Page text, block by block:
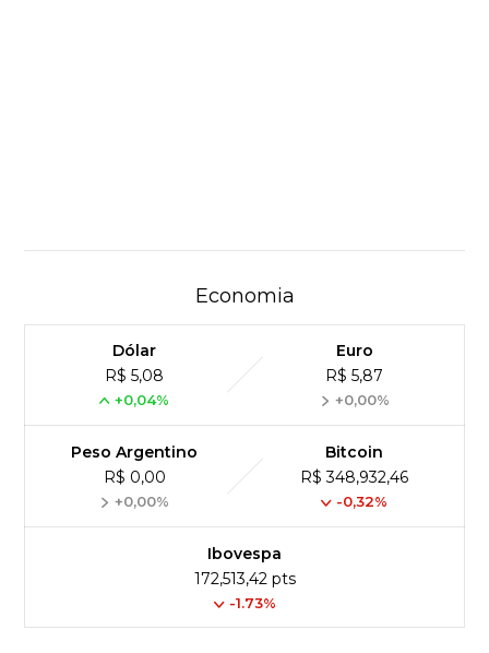
Economia
Dólar
R$ 5,08
+0,04%
Euro
R$ 5,87
+0,00%
Peso Argentino
R$ 0,00
+0,00%
Bitcoin
R$ 348,932,46
-0,32%
Ibovespa
172,513,42 pts
-1.73%